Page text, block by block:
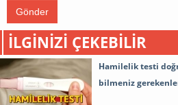
Gönder
İLGINIZI ÇEKEBILIR
Hamilelik testi
bilmeniz